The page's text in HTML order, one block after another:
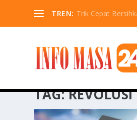
TREN: Trik Cepat
TAG: